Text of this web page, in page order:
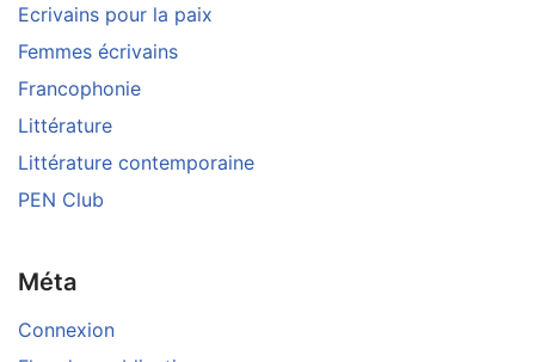
Ecrivains pour la paix
Femmes écrivains
Francophonie
Littérature
Littérature contemporaine
PEN Club
Méta
Connexion